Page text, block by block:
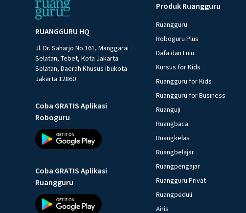
RUANGGURU HQ
Jl. Dr. Saharjo No.161, Manggarai
Selatan, Tebet, Kota Jakarta
Selatan, Daerah Khusus Ibukota
Jakarta 12860
Coba GRATIS Aplikasi
Roboguru
Coba GRATIS Aplikasi
Ruangguru
Produk Ruangguru
Ruangguru
Roboguru Plus
Dafa dan Lulu
Kursus for Kids
Ruangguru for Kids
Ruangguru for Business
Ruanguji
Ruangbaca
Ruangkelas
Ruangbelajar
Ruangpengajar
Ruangguru Privat
Ruangpeduli
Airis